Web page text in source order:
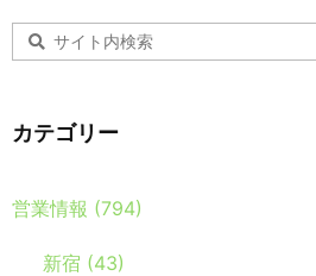
カテゴリー
営業情報 (794)
新宿 (43)